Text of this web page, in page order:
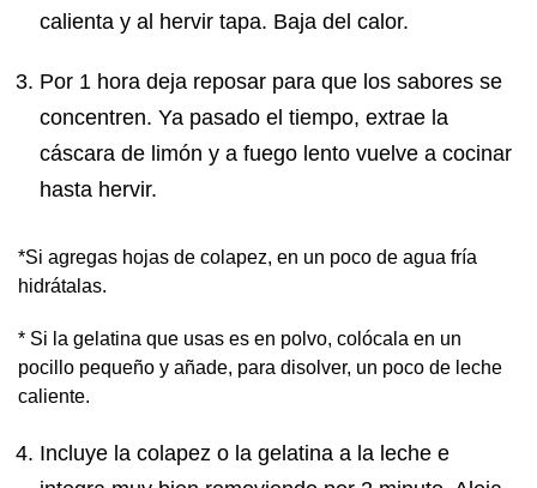
calienta y al hervir tapa. Baja del calor.
Por 1 hora deja reposar para que los sabores se
concentren. Ya pasado el tiempo, extrae la
cáscara de limón y a fuego lento vuelve a cocinar
hasta hervir.
*Si agregas hojas de colapez, en un poco de agua fría
hidrátalas.
* Si la gelatina que usas es en polvo, colócala en un
pocillo pequeño y añade, para disolver, un poco de leche
caliente.
Incluye la colapez o la gelatina a la leche e